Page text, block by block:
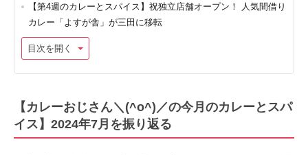
【第4週のカレーとスパイス】祝独立店舗オープン！ 人気間借り
カレー「よすが舎」が三田に移転
目次を開く
【カレーおじさん＼(^o^)／の今月のカレーとスパ
イス】2024年7月を振り返る